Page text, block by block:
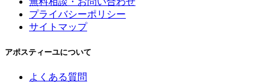
プライバシーポリシー
サイトマップ
アポスティーユについて
よくある質問